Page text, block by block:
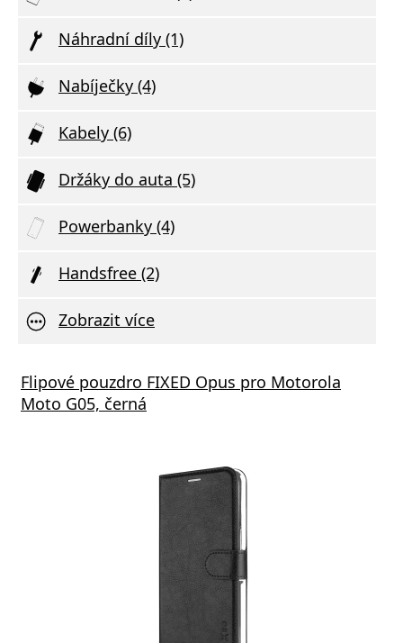
Náhradní díly (1)
Nabíječky (4)
Kabely (6)
Držáky do auta (5)
Powerbanky (4)
Handsfree (2)
Zobrazit více
Flipové pouzdro FIXED Opus pro Motorola
Moto G05, černá